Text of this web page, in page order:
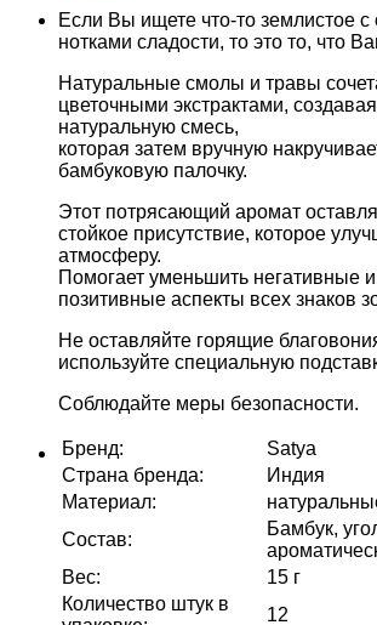
Если Вы ищете что-то землистое с
нотками сладости, то это то, что
Натуральные смолы и травы
цветочными экстрактами,
натуральную смесь,
которая затем вручную
бамбуковую палочку.
Этот потрясающий аромат
стойкое присутствие, которое
атмосферу.
Помогает уменьшить негативные и
позитивные аспекты всех знаков
Не оставляйте горящие
используйте специальную
Соблюдайте меры безопасности.
Бренд:
Satya
Страна бренда:
Индия
Материал:
Состав:
Бамбук,
Вес:
15 г
Количество штук в
12